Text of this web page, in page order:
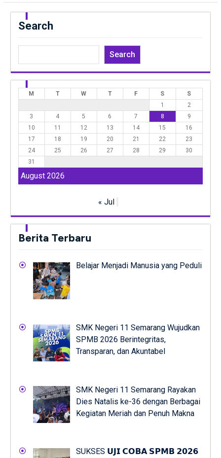
Search
Search
August 2026
M T W T F S
S
1
2
3
4 5 6 7 8
9
10
11 12 13 14 15
16
17
18 19 20 21 22
23
24
25 26 27 28 29
30
31
« Jul
Berita Terbaru
Belajar Menjadi Manusia yang Peduli
SMK Negeri 11 Semarang Wujudkan
SPMB 2026 Berintegritas,
Transparan, dan Akuntabel
SMK Negeri 11 Semarang Rayakan
Dies Natalis ke-36 dengan Berbagai
Kegiatan Meriah dan Penuh Makna
SUKSES 𝗨𝗝𝗜 𝗖𝗢𝗕𝗔 𝗦𝗣𝗠𝗕 𝟮𝟬𝟮𝟲